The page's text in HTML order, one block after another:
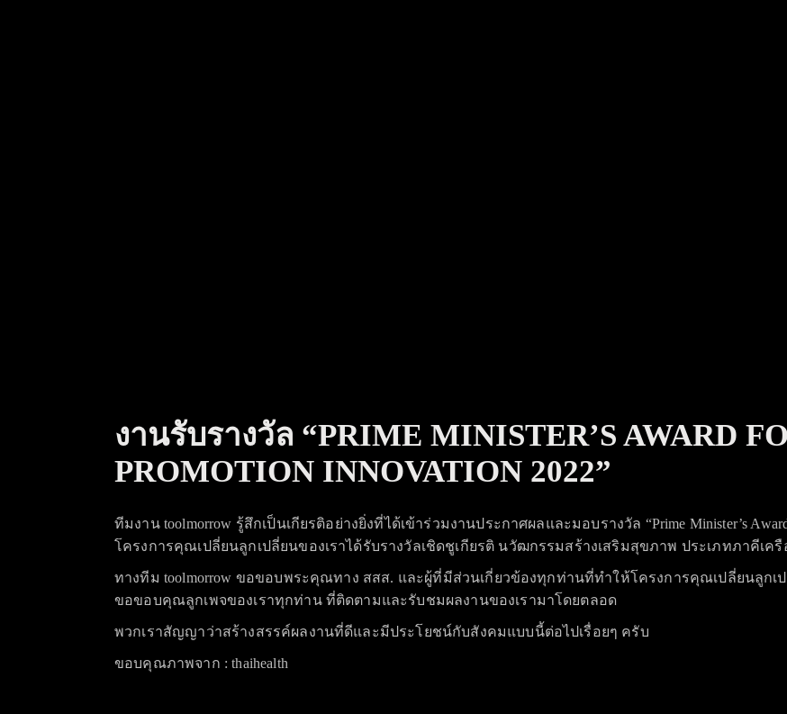
งานรับรางวัล “PRIME MINISTER’S AWARD
PROMOTION INNOVATION 2022”
ทีมงาน toolmorrow รู้สึกเป็นเกียรติอย่างยิ่งที่ได้เข้าร่วมงานประกาศผลและมอบรางวัล “Prime Minister’s
โครงการคุณเปลี่ยนลูกเปลี่ยนของเราได้รับรางวัลเชิดชูเกียรติ นวัฒกรรมสร้างเสริมสุขภาพ ประเภทภาคีเค
ทางทีม toolmorrow ขอขอบพระคุณทาง สสส. และผู้ที่มีส่วนเกี่ยวข้องทุกท่านที่ทำให้โครงการคุณเปลี่ยนลูกเ
ขอขอบคุณลูกเพจของเราทุกท่าน ที่ติดตามและรับชมผลงานของเรามาโดยตลอด
พวกเราสัญญาว่าสร้างสรรค์ผลงานที่ดีและมีประโยชน์กับสังคมแบบนี้ต่อไปเรื่อยๆ ครับ
ขอบคุณภาพจาก : thaihealth